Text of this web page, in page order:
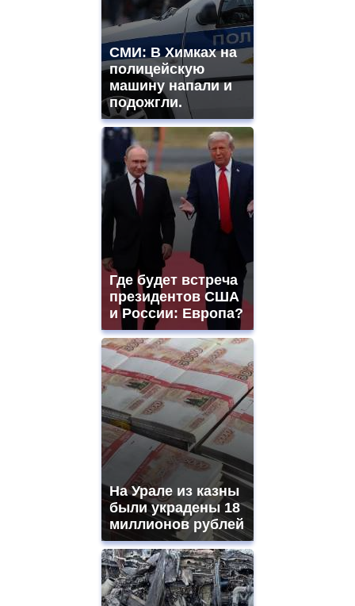
СМИ: В Химках на
полицейскую
машину напали и
подожгли.
Где будет встреча
президентов США
и России: Европа?
На Урале из казны
были украдены 18
миллионов рублей